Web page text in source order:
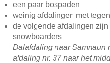
een paar bospaden
weinig afdalingen met
de volgende afdalingen
snowboarders
Dalafdaling naar Samnaun
afdaling nr. 37 naar het